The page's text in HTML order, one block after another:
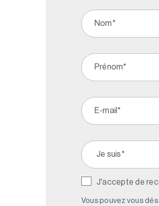
J'accepte de
Vous pouvez vous